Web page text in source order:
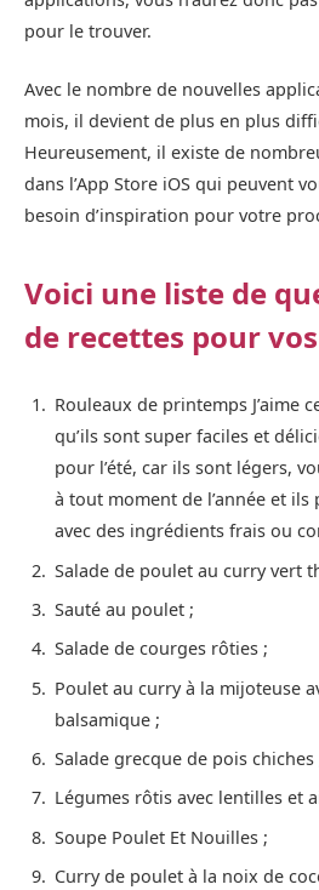
pour le trouver.
Avec le nombre de nouvelles
mois, il devient de plus en plus
Heureusement, il existe de
dans l’App Store iOS qui peuvent
besoin d’inspiration pour votre
Voici une liste de
de recettes pour vos
Rouleaux de printemps J’aime
qu’ils sont super faciles et
pour l’été, car ils sont légers,
à tout moment de l’année et
avec des ingrédients frais ou
Salade de poulet au curry vert
Sauté au poulet ;
Salade de courges rôties ;
Poulet au curry à la mijoteuse
balsamique ;
Salade grecque de pois chiches
Légumes rôtis avec lentilles et
Soupe Poulet Et Nouilles ;
Curry de poulet à la noix de